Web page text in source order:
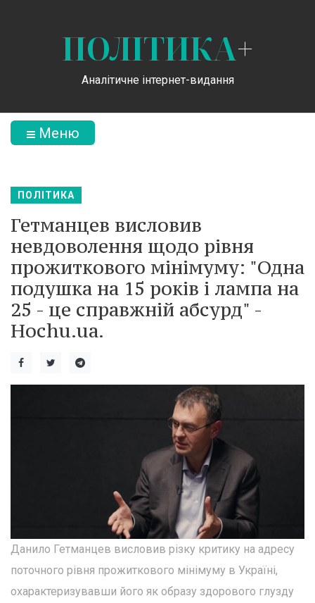
ПОЛІТИКА+
Аналітичне інтернет-видання
Меню
ПОЛІТИКА
Гетманцев висловив
невдоволення щодо рівня
прожиткового мінімуму: "Одна
подушка на 15 років і лампа на
25 - це справжній абсурд" -
Hochu.ua.
Данило Гетманцев висловив різку критику на адресу
поточного рівня прожиткового мінімуму в Україні,
охарактеризувавши його як образу здорового глузду